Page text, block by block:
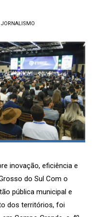
JORNALISMO
inovação, eficiência e
do Sul Com o
pública municipal e
dos territórios, foi